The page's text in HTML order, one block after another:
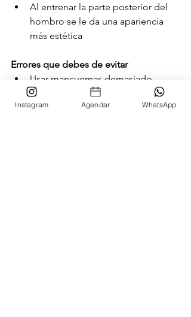
Al entrenar la parte posterior del
hombro se le da una apariencia
más estética
Errores que debes de evitar
Usar mancuernas demasiado
pesadas que no te permitan hacer
el ejercicio correctamente
Instagram Agendar WhatsApp